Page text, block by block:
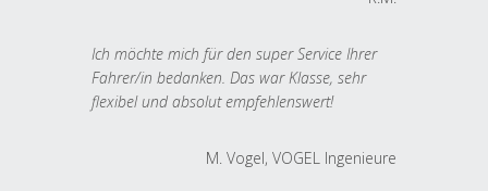
Ich möchte mich für den super Service Ihrer
Fahrer/in bedanken. Das war Klasse, sehr
flexibel und absolut empfehlenswert!
M. Vogel, VOGEL Ingenieure